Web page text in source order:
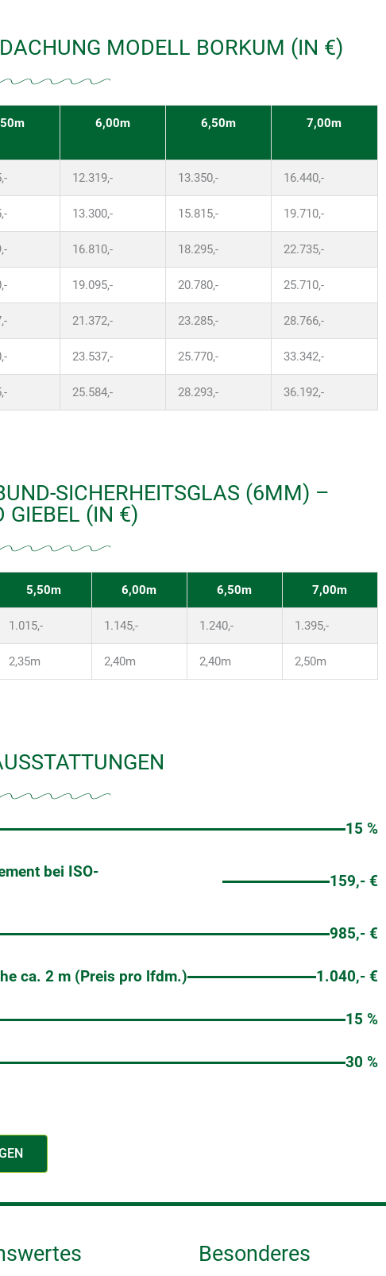
MODELL BORKUM (IN €)
6,00m 6,50m 7,00m
12.319,- 13.350,- 16.440,-
13.300,- 15.815,- 19.710,-
16.810,- 18.295,- 22.735,-
19.095,- 20.780,- 25.710,-
21.372,- 23.285,- 28.766,-
23.537,- 25.770,- 33.342,-
25.584,- 28.293,- 36.192,-
SICHERHEITSGLAS (6MM) –
GIEBEL (IN €)
5,50m 6,00m 6,50m 7,00m
1.015,- 1.145,- 1.240,- 1.395,-
2,35m 2,40m 2,40m 2,50m
15 %
bei ISO-
159,- €
985,- €
ca. 2 m (Preis pro lfdm.) 1.040,- €
15 %
30 %
Besonderes